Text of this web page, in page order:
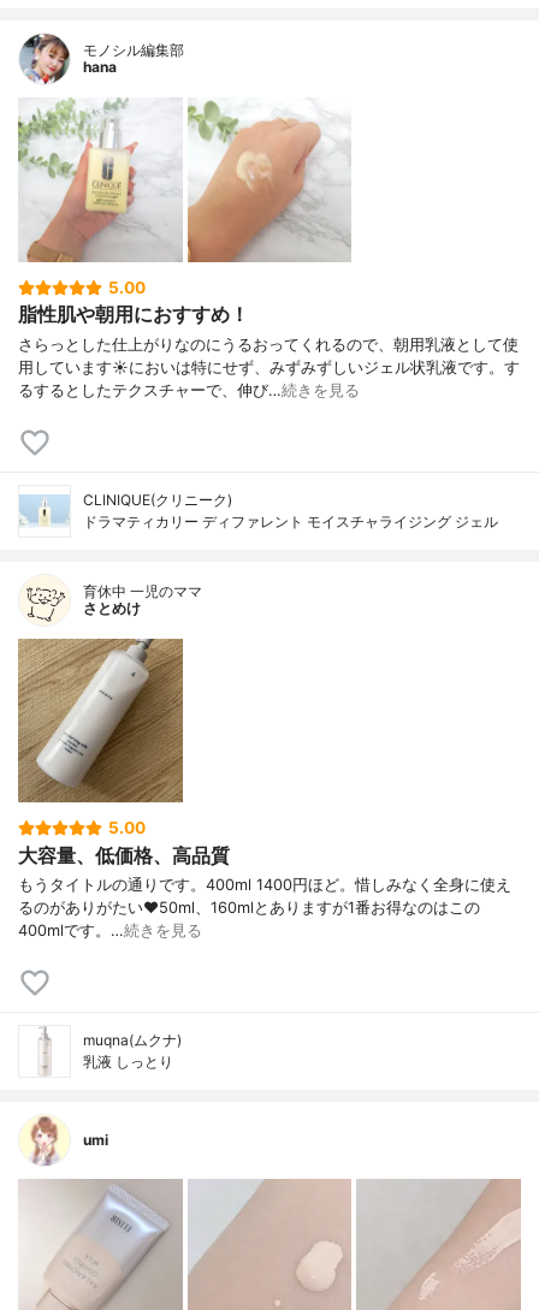
モノシル編集部
hana
5.00
脂性肌や朝用におすすめ！
さらっとした仕上がりなのにうるおってくれるので、朝用乳液として使
用しています☀においは特にせず、みずみずしいジェル状乳液です。す
るするとしたテクスチャーで、伸び…続きを見る
CLINIQUE(クリニーク)
ドラマティカリー ディファレント モイスチャライジング ジェル
育休中 一児のママ
さとめけ
5.00
大容量、低価格、高品質
もうタイトルの通りです。400ml 1400円ほど。惜しみなく全身に使え
るのがありがたい❤️50ml、160mlとありますが1番お得なのはこの
400mlです。…続きを見る
muqna(ムクナ)
乳液 しっとり
umi